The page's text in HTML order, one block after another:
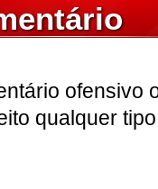
ofensivo
qualquer